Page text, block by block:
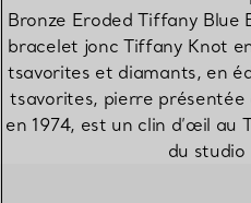
Bronze Eroded Tiffany
bracelet jonc Tiffany Knot
tsavorites et diamants, en
tsavorites, pierre
en 1974, est un clin d’œil
du studio